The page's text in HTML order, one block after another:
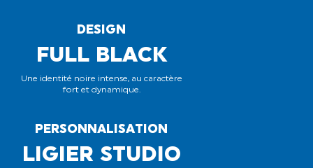
DESIGN
FULL BLACK
Une identité noire intense, au caractère
fort et dynamique.
PERSONNALISATION
LIGIER STUDIO